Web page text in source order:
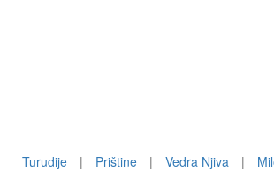
Turudije | Prištine | Vedra Njiva |